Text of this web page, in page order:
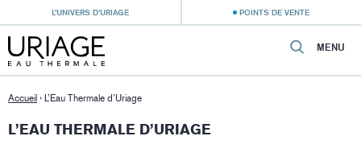
L’UNIVERS D’URIAGE POINTS DE VENTE
MENU
Accueil › L’Eau Thermale d’Uriage
L’EAU THERMALE D’URIAGE